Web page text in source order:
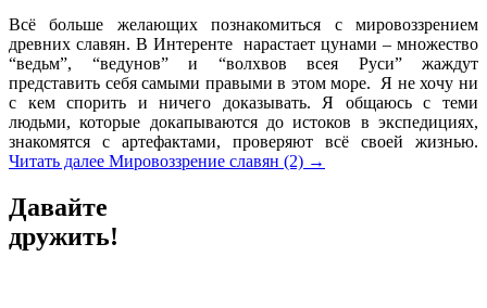
Всё больше желающих познакомиться с мировоззрением
древних славян. В Интеренте нарастает цунами – множество
“ведьм”, “ведунов” и “волхвов всея Руси” жаждут
представить себя самыми правыми в этом море. Я не хочу ни
с кем спорить и ничего доказывать. Я общаюсь с теми
людьми, которые докапываются до истоков в экспедициях,
знакомятся с артефактами, проверяют всё своей жизнью.
Читать далее Мировоззрение славян (2) →
Давайте
дружить!